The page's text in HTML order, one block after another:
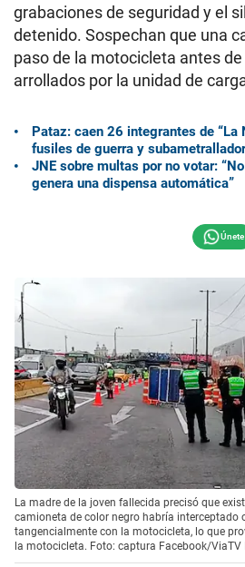
grabaciones de seguridad y el
detenido. Sospechan que una
paso de la motocicleta antes
arrollados por la unidad de
Pataz: caen 26 integrantes de “La
fusiles de guerra y
JNE sobre multas por no votar:
genera una dispensa automática”
La madre de la joven fallecida precisó que
camioneta de color negro habría interceptado
tangencialmente con la motocicleta, lo que
la motocicleta. Foto: captura Facebook/ViaTV